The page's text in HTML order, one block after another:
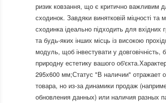
ризик ковзання, що є критично важливим
сходинок. Завдяки винятковій міцності та
сходинка ідеально підходить для вхідних
та будь-яких інших місць із високою
модуль, щоб інвестувати у довговічність,
природну естетику вашого
295х600 мм;Статус "В наличии" отражает
товара, но из-за динамики продаж
обновления данных) или наличия разных